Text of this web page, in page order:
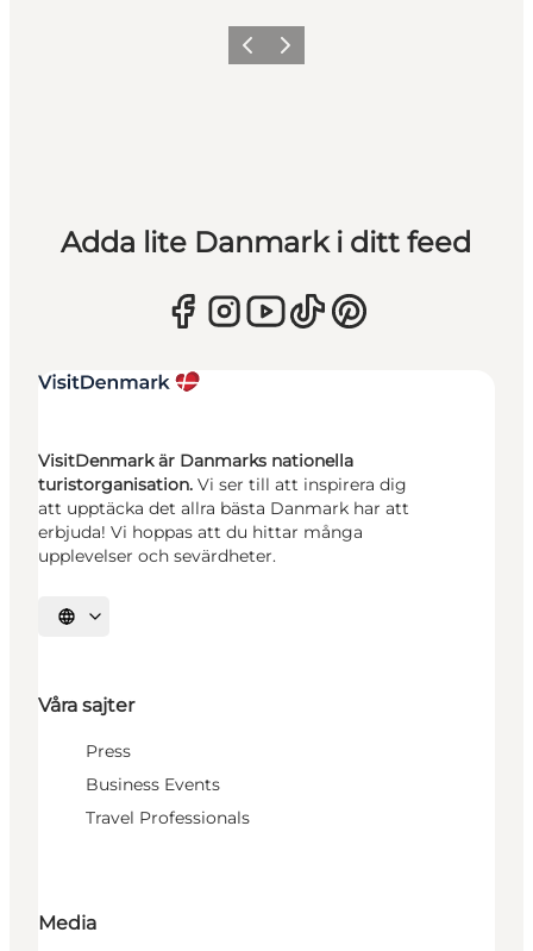
Föregående
Nästa
Adda lite Danmark i ditt feed
VisitDenmark är Danmarks nationella
turistorganisation. Vi ser till att inspirera dig
att upptäcka det allra bästa Danmark har att
erbjuda! Vi hoppas att du hittar många
upplevelser och sevärdheter.
Välj språk
Våra sajter
Press
Business Events
Travel Professionals
Media